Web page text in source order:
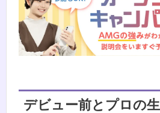
デビュー前とプロの